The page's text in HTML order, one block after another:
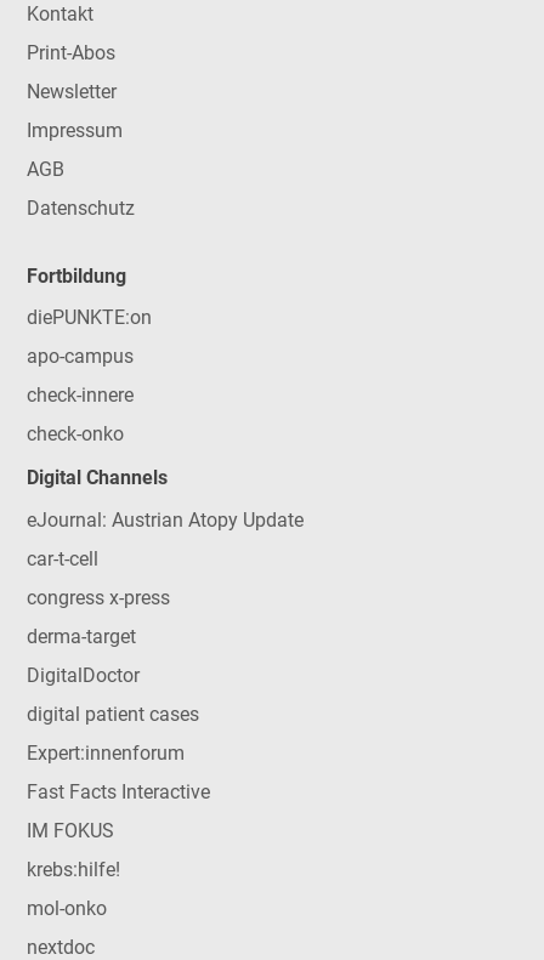
Kontakt
Print-Abos
Newsletter
Impressum
AGB
Datenschutz
Fortbildung
diePUNKTE:on
apo-campus
check-innere
check-onko
Digital Channels
eJournal: Austrian Atopy Update
car-t-cell
congress x-press
derma-target
DigitalDoctor
digital patient cases
Expert:innenforum
Fast Facts Interactive
IM FOKUS
krebs:hilfe!
mol-onko
nextdoc